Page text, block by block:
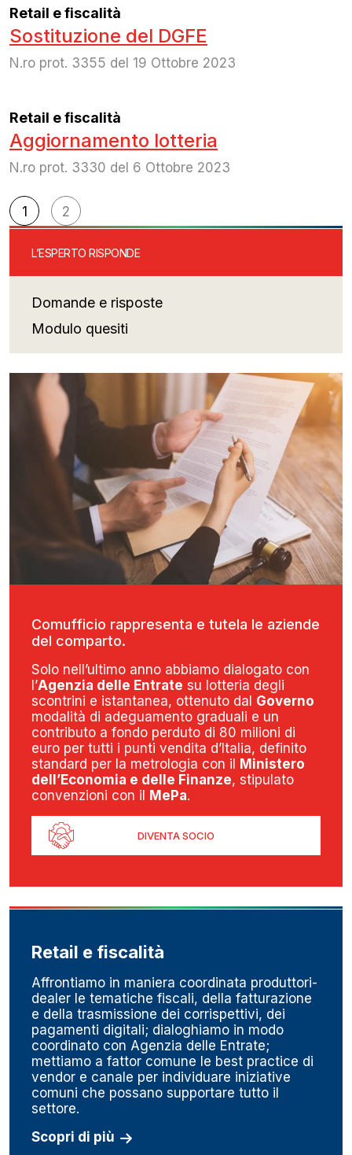
Retail e fiscalità
Sostituzione del DGFE
N.ro prot. 3355 del 19 Ottobre 2023
Retail e fiscalità
Aggiornamento lotteria
N.ro prot. 3330 del 6 Ottobre 2023
Navigazione
articoli
1 2
L’ESPERTO RISPONDE
Domande e risposte
Modulo quesiti
Comufficio rappresenta e tutela le aziende
del comparto.
Solo nell’ultimo anno abbiamo dialogato con
l’Agenzia delle Entrate su lotteria degli
scontrini e istantanea, ottenuto dal Governo
modalità di adeguamento graduali e un
contributo a fondo perduto di 80 milioni di
euro per tutti i punti vendita d’Italia, definito
standard per la metrologia con il
Ministero
dell’Economia e delle Finanze, stipulato
convenzioni con il
MePa.
DIVENTA SOCIO
Retail e fiscalità
Affrontiamo in maniera coordinata produttori-
dealer le tematiche fiscali, della fatturazione
e della trasmissione dei corrispettivi, dei
pagamenti digitali; dialoghiamo in modo
coordinato con Agenzia delle Entrate;
mettiamo a fattor comune le best practice di
vendor e canale per individuare iniziative
comuni che possano supportare tutto il
settore.
Scopri di più